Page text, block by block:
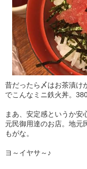
昔だったら〆はお茶漬け
でこんなミニ鉄火丼。380
まあ、安定感というか安
元民御用達のお店。地元
もがな。
ヨ～イヤサ～♪